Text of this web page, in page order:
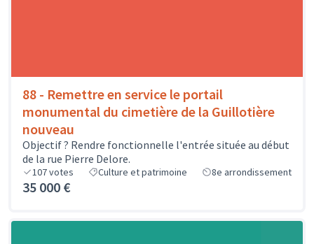
88 - Remettre en service le portail
monumental du cimetière de la Guillotière
nouveau
Objectif ? Rendre fonctionnelle l'entrée située au début
de la rue Pierre Delore.
107votes Culture et patrimoine 8e arrondissement
35 000 €